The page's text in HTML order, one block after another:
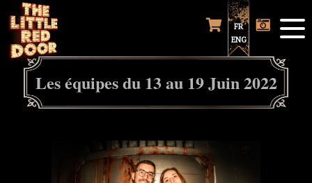
FR
ENG
Les équipes du 13 au 19 Juin 2022